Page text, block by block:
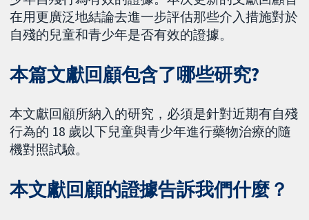
在用更廣泛地結論去進一步評估那些介入措施對於
自殘的兒童和青少年是否有效的證據。
本篇文獻回顧包含了哪些研究?
本文獻回顧所納入的研究，必須是針對近期有自殘
行為的 18 歲以下兒童與青少年進行藥物治療的隨
機對照試驗。
本文獻回顧的證據告訴我們什麼？